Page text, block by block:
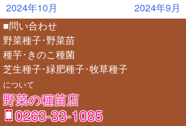
2024年10月
2024年9月
■問い合わせ
野菜種子･野菜苗
種芋･きのこ種菌
芝生種子･緑肥種子･牧草種子
について
野菜の種苗店
0263-33-1085